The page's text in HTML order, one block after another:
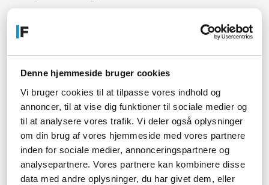
Denne hjemmeside bruger cookies
Vi bruger cookies til at tilpasse vores indhold og
annoncer, til at vise dig funktioner til sociale medier og
til at analysere vores trafik. Vi deler også oplysninger
om din brug af vores hjemmeside med vores partnere
inden for sociale medier, annonceringspartnere og
analysepartnere. Vores partnere kan kombinere disse
data med andre oplysninger, du har givet dem, eller
en miljøvenlig måde ved at returnere dem til en autoriseret
Brother-forhandler eller ved at bruge en genbrugsordning for
Hvilke printere fra Brother er
kompatible med originale
Brother printertilbehør og
sliddele?
Originale Brother printertilbehør og sliddele er kompatible med
et bredt udvalg af printere fra Brother, herunder både laser- og
inkjetprintere. Du kan finde en liste over kompatible printere på